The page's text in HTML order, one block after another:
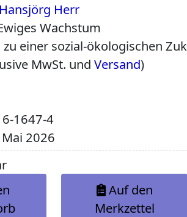
Herr
Wachstum
einer sozial-ökologischen
MwSt. undVersand)
1647-4
2026
Auf den
Merkzettel